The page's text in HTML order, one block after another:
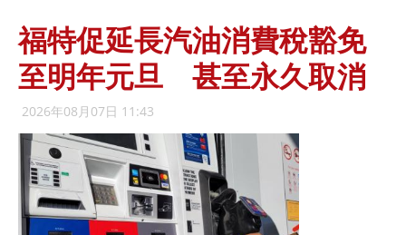
福特促延長汽油消費稅豁免
至明年元旦 甚至永久取消
2026年08月07日 11:43